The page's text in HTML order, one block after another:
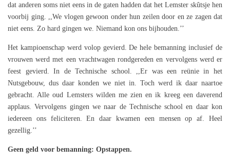
dat anderen soms niet eens in de gaten hadden dat het Lemster skûtsje hen
voorbij ging. ,,We vlogen gewoon onder hun zeilen door en ze zagen dat
niet eens. Zo hard gingen we. Niemand kon ons bijhouden.’’
Het kampioenschap werd volop gevierd. De hele bemanning inclusief de
vrouwen werd met een vrachtwagen rondgereden en vervolgens werd er
feest gevierd. In de Technische school. ,,Er was een reünie in het
Nutsgebouw, dus daar konden we niet in. Toch werd ik daar naartoe
gebracht. Alle oud Lemsters wilden me zien en ik kreeg een daverend
applaus. Vervolgens gingen we naar de Technische school en daar kon
iedereen ons feliciteren. En daar kwamen een mensen op af. Heel
gezellig.’’
Geen geld voor bemanning: Opstappen.